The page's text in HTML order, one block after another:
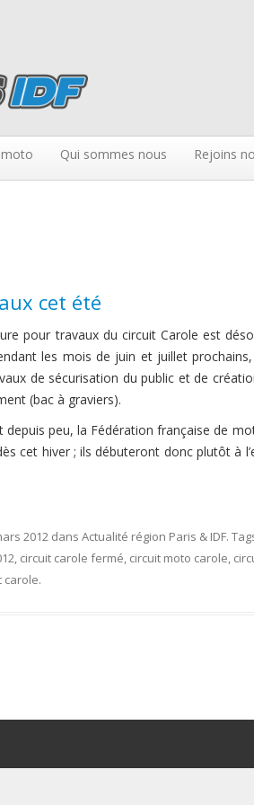
Qui sommes nous Rejoins
cet été
pour travaux du circuit Carole est
les mois de juin et juillet
de sécurisation du public et de
(bac à graviers).
depuis peu, la Fédération française de
cet hiver ; ils débuteront donc plutôt à
2012 dans Actualité région Paris & IDF.
, circuit carole fermé, circuit moto carole,
carole.